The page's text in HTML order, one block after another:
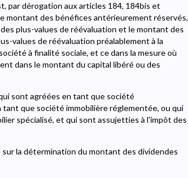
par dérogation aux articles 184, 184bis et
montant des bénéfices antérieurement réservés,
plus-values de réévaluation et le montant des
values de réévaluation préalablement à la
à finalité sociale, et ce dans la mesure où
dans le montant du capital libéré ou des
sont agréées en tant que société
que société immobilière réglementée, ou qui
spécialisé, et qui sont assujetties à l'impôt des
la détermination du montant des dividendes